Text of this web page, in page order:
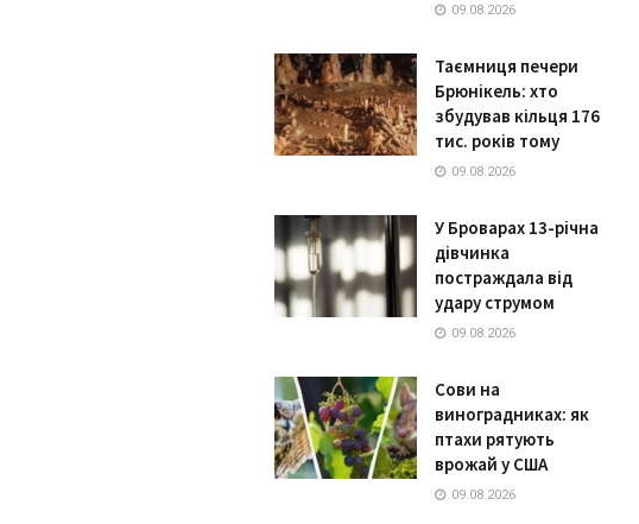
09.08.2026
Таємниця печери
Брюнікель: хто
збудував кільця 176
тис. років тому
09.08.2026
У Броварах 13-річна
дівчинка
постраждала від
удару струмом
09.08.2026
Сови на
виноградниках: як
птахи рятують
врожай у США
09.08.2026